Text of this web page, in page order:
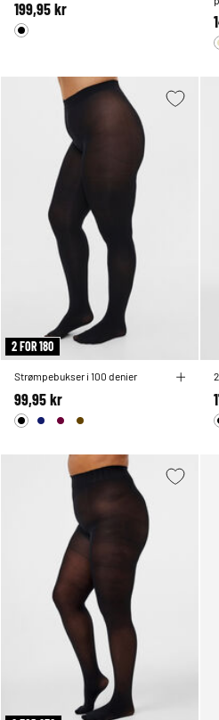
199,95 kr
2 FOR 180
Strømpebukser i 100 denier
99,95 kr